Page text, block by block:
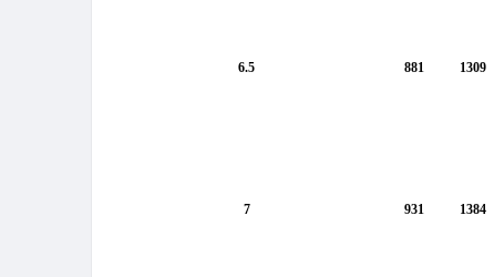
6.5 881 1309
7 931 1384